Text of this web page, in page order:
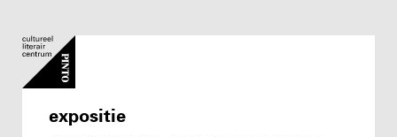
expositie